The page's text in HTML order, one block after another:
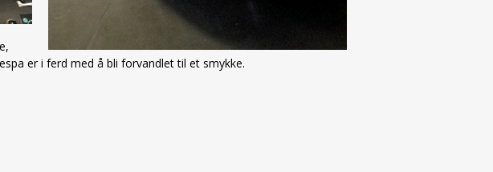
er i ferd med å bli forvandlet til et smykke.